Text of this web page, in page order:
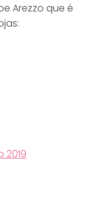
Arezzo que é
2019